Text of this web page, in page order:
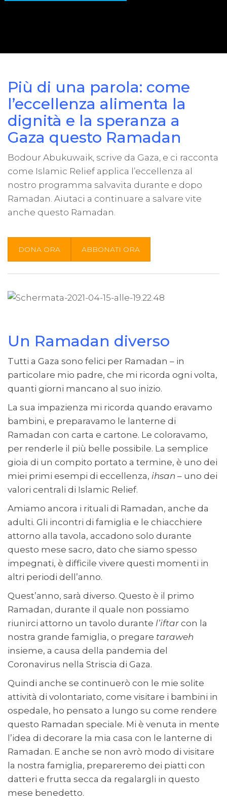
Più di una parola: come
l’eccellenza alimenta la
dignità e la speranza a
Gaza questo Ramadan
Bodour Abukuwaik, scrive da Gaza, e ci racconta
come Islamic Relief applica l’eccellenza al
nostro programma salvavita durante e dopo
Ramadan. Aiutaci a continuare a salvare vite
anche questo Ramadan.
DONA ORA ABBONATI ORA
Un Ramadan diverso
Tutti a Gaza sono felici per Ramadan – in
particolare mio padre, che mi ricorda ogni volta,
quanti giorni mancano al suo inizio.
La sua impazienza mi ricorda quando eravamo
bambini, e preparavamo le lanterne di
Ramadan con carta e cartone. Le coloravamo,
per renderle il più belle possibile. La semplice
gioia di un compito portato a termine, è uno dei
miei primi esempi di eccellenza, ihsan – uno dei
valori centrali di Islamic Relief.
Amiamo ancora i rituali di Ramadan, anche da
adulti. Gli incontri di famiglia e le chiacchiere
attorno alla tavola, accadono solo durante
questo mese sacro, dato che siamo spesso
impegnati, è difficile vivere questi momenti in
altri periodi dell’anno.
Quest’anno, sarà diverso. Questo è il primo
Ramadan, durante il quale non possiamo
riunirci attorno un tavolo durante l’iftar con la
nostra grande famiglia, o pregare taraweh
insieme, a causa della pandemia del
Coronavirus nella Striscia di Gaza.
Quindi anche se continuerò con le mie solite
attività di volontariato, come visitare i bambini in
ospedale, ho pensato a lungo su come rendere
questo Ramadan speciale. Mi è venuta in mente
l’idea di decorare la mia casa con le lanterne di
Ramadan. E anche se non avrò modo di visitare
la nostra famiglia, prepareremo dei piatti con
datteri e frutta secca da regalargli in questo
mese benedetto.